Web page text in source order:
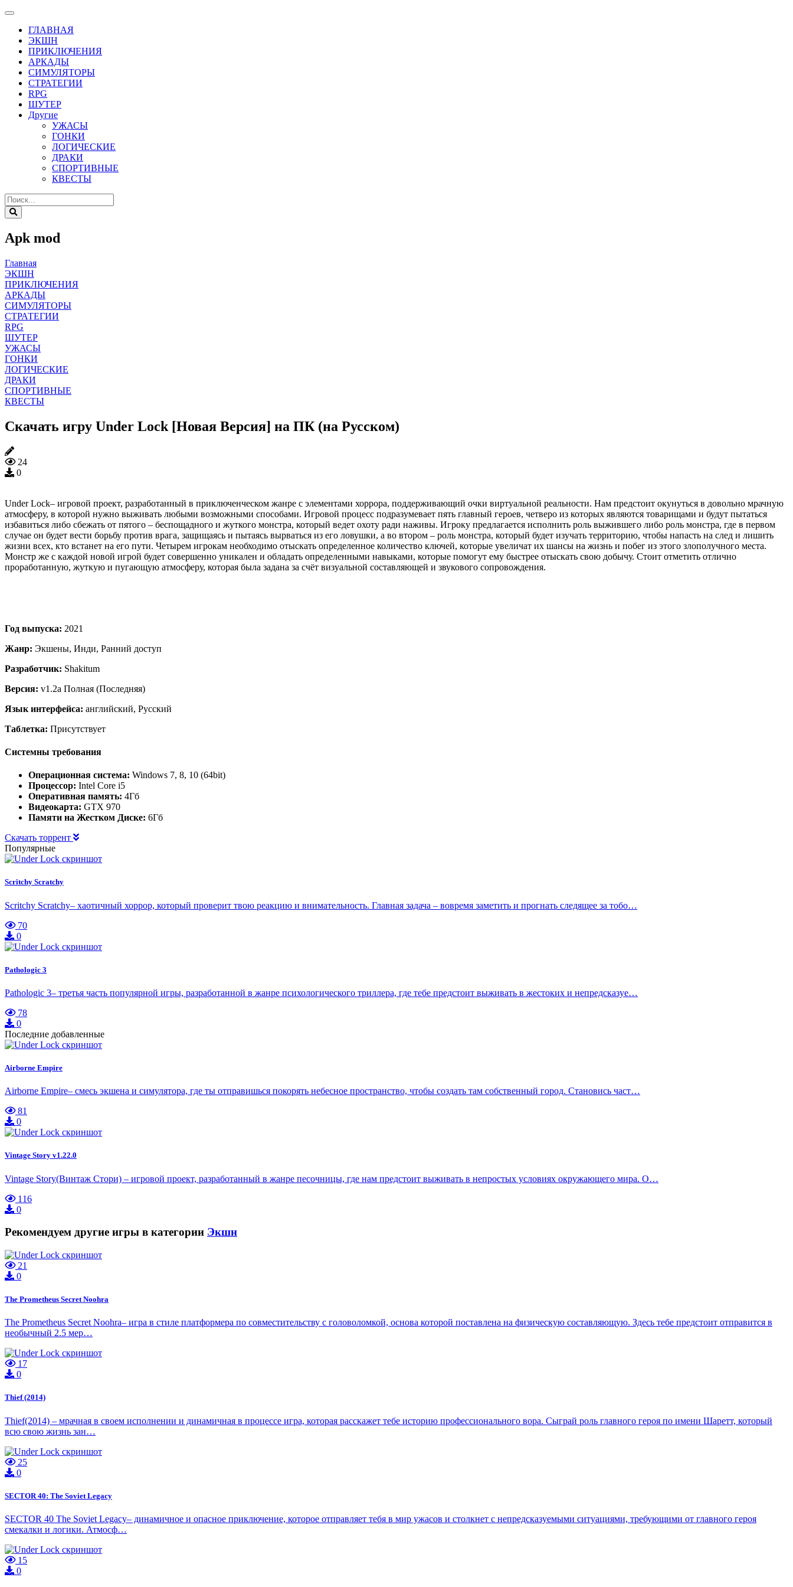
ГЛАВНАЯ
ЭКШН
ПРИКЛЮЧЕНИЯ
АРКАДЫ
СИМУЛЯТОРЫ
СТРАТЕГИИ
RPG
ШУТЕР
Другие
УЖАСЫ
ГОНКИ
ЛОГИЧЕСКИЕ
ДРАКИ
СПОРТИВНЫЕ
КВЕСТЫ
Apk mod
Главная
ЭКШН
ПРИКЛЮЧЕНИЯ
АРКАДЫ
СИМУЛЯТОРЫ
СТРАТЕГИИ
RPG
ШУТЕР
УЖАСЫ
ГОНКИ
ЛОГИЧЕСКИЕ
ДРАКИ
СПОРТИВНЫЕ
КВЕСТЫ
Скачать игру Under Lock [Новая Версия] на ПК (на Русском)
24
0
Under Lock– игровой проект, разработанный в приключенческом жанре с элементами хоррора, поддерживающий очки виртуальной реальности. Нам предстоит окунуться в довольно мрачную
атмосферу, в которой нужно выживать любыми возможными способами. Игровой процесс подразумевает пять главный героев, четверо из которых являются товарищами и будут пытаться
избавиться либо сбежать от пятого – беспощадного и жуткого монстра, который ведет охоту ради наживы. Игроку предлагается исполнить роль выжившего либо роль монстра, где в первом
случае он будет вести борьбу против врага, защищаясь и пытаясь вырваться из его ловушки, а во втором – роль монстра, который будет изучать территорию, чтобы напасть на след и лишить
жизни всех, кто встанет на его пути. Четырем игрокам необходимо отыскать определенное количество ключей, которые увеличат их шансы на жизнь и побег из этого злополучного места.
Монстр же с каждой новой игрой будет совершенно уникален и обладать определенными навыками, которые помогут ему быстрее отыскать свою добычу. Стоит отметить отлично
проработанную, жуткую и пугающую атмосферу, которая была задана за счёт визуальной составляющей и звукового сопровождения.
Год выпуска: 2021
Жанр: Экшены, Инди, Ранний доступ
Разработчик: Shakitum
Версия: v1.2a Полная (Последняя)
Язык интерфейса: английский, Русский
Таблетка: Присутствует
Системны требования
Операционная система: Windows 7, 8, 10 (64bit)
Процессор: Intel Core i5
Оперативная память: 4Гб
Видеокарта: GTX 970
Памяти на Жестком Диске: 6Гб
Скачать торрент
Популярные
Scritchy Scratchy
Scritchy Scratchy– хаотичный хоррор, который проверит твою реакцию и внимательность. Главная задача – вовремя заметить и прогнать следящее за тобо…
70
0
Pathologic 3
Pathologic 3– третья часть популярной игры, разработанной в жанре психологического триллера, где тебе предстоит выживать в жестоких и непредсказуе…
78
0
Последние добавленные
Airborne Empire
Airborne Empire– смесь экшена и симулятора, где ты отправишься покорять небесное пространство, чтобы создать там собственный город. Становись част…
81
0
Vintage Story v1.22.0
Vintage Story(Винтаж Стори) – игровой проект, разработанный в жанре песочницы, где нам предстоит выживать в непростых условиях окружающего мира. О…
116
0
Рекомендуем другие игры в категории Экшн
21
0
The Prometheus Secret Noohra
The Prometheus Secret Noohra– игра в стиле платформера по совместительству с головоломкой, основа которой поставлена на физическую составляющую. Здесь тебе предстоит отправится в
необычный 2.5 мер…
17
0
Thief (2014)
Thief(2014) – мрачная в своем исполнении и динамичная в процессе игра, которая расскажет тебе историю профессионального вора. Сыграй роль главного героя по имени Шаретт, который
всю свою жизнь зан…
25
0
SECTOR 40: The Soviet Legacy
SECTOR 40 The Soviet Legacy– динамичное и опасное приключение, которое отправляет тебя в мир ужасов и столкнет с непредсказуемыми ситуациями, требующими от главного героя
смекалки и логики. Атмосф…
15
0